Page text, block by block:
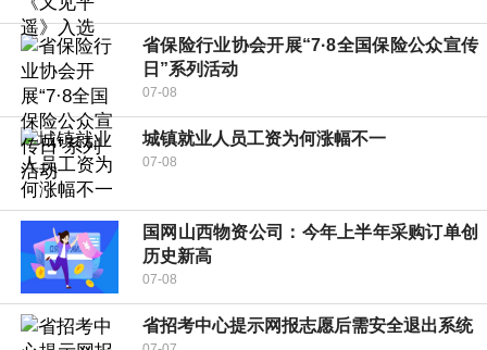
省保险行业协会开展“7·8全国保险公众宣传
日”系列活动
07-08
城镇就业人员工资为何涨幅不一
07-08
国网山西物资公司：今年上半年采购订单创
历史新高
07-08
省招考中心提示网报志愿后需安全退出系统